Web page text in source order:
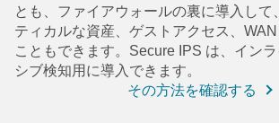
とも、ファイアウォールの裏に導入して
ティカルな資産、ゲストアクセス、
こともできます。Secure IPS は、イン
シブ検知用に導入できます。
その方法を確認する